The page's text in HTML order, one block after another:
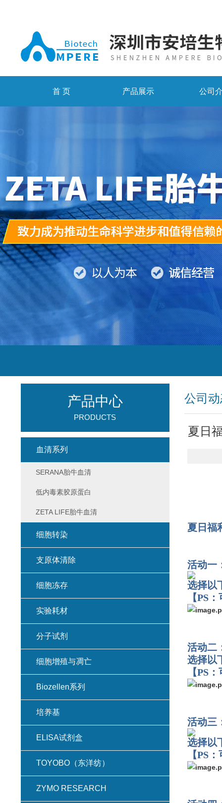
首 页 产品展示 公司
公司
夏日
夏日
活动一
选择以
【PS
活动二
选择以
【PS
活动三
选择以
【PS
产品中心
PRODUCTS
血清系列
SERANA胎牛血清
低内毒素胶原蛋白
ZETA LIFE胎牛血清
细胞转染
支原体清除
细胞冻存
实验耗材
分子试剂
细胞增殖与凋亡
Biozellen系列
培养基
ELISA试剂盒
TOYOBO（东洋纺）
ZYMO RESEARCH